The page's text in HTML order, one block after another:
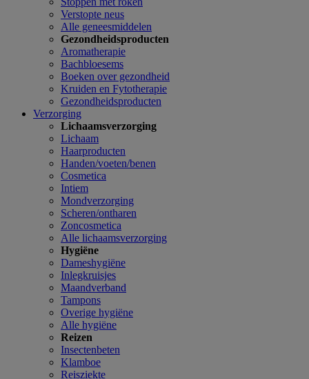
Verstopte neus
Alle geneesmiddelen
Gezondheidsproducten
Aromatherapie
Bachbloesems
Boeken over gezondheid
Kruiden en Fytotherapie
Gezondheidsproducten
Verzorging
Lichaamsverzorging
Lichaam
Haarproducten
Handen/voeten/benen
Cosmetica
Intiem
Mondverzorging
Scheren/ontharen
Zoncosmetica
Alle lichaamsverzorging
Hygiëne
Dameshygiëne
Inlegkruisjes
Maandverband
Tampons
Overige hygiëne
Alle hygiëne
Reizen
Insectenbeten
Klamboe
Reisziekte